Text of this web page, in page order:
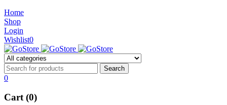
Home
Shop
Login
Wishlist0
0
Cart (0)